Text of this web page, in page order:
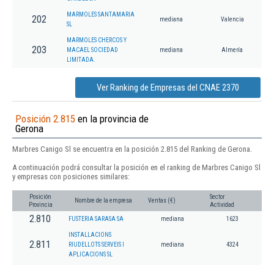
202
MARMOLES SANTAMARIA
SL
mediana Valencia
203
MARMOLES CHERCOS Y
MACAEL SOCIEDAD
LIMITADA.
mediana Almería
Ver Ranking de Empresas del CNAE 2370
Posición 2.815 en la provincia de
Gerona
Marbres Canigo Sl se encuentra en la posición 2.815 del Ranking de Gerona.
A continuación podrá consultar la posición en el ranking de Marbres Canigo Sl
y empresas con posiciones similares:
Posición
Provincia
Nombre de la empresa Ventas (€)
Sector
Actividad
2.810 FUSTERIA SARASA SA mediana 1623
2.811
INSTALLACIONS
RIUDELLOTS SERVEIS I
APLICACIONS SL
mediana 4324